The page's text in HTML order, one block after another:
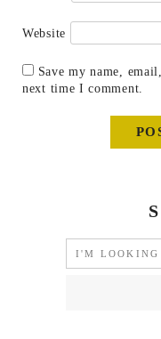
Website
Save my name,
next time I comment.
for: